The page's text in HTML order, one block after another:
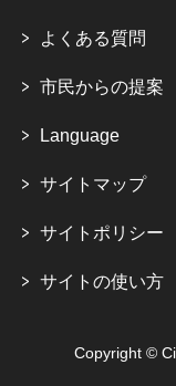
よくある質問
市民からの提案
Language
サイトマップ
サイトポリシー
サイトの使い方
Copyright ©